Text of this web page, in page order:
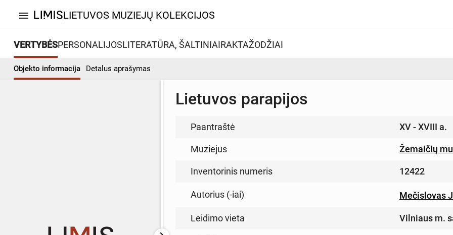
menu LIETUVOS MUZIEJŲ KOLEKCIJOS
VERTYBĖSPERSONALIJOSLITERATŪRA, ŠALTINIAIRAKTAŽODŽIAI
Objekto informacija Detalus aprašymas
Lietuvos parapijos
Paantraštė XV - XVIII a.
Muziejus Žemaičių
Inventorinis numeris 12422
Autorius (-iai) Mečislovas
Leidimo vieta Vilniaus m.